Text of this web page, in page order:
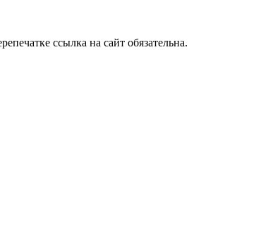
ссылка на сайт обязательна.